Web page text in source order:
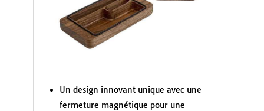
Un design innovant unique avec une
fermeture magnétique pour une